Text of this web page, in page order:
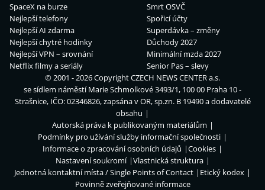
SpaceX na burze
Nejlepší telefony
Nejlepší AI zdarma
Nejlepší chytré hodinky
Nejlepší VPN – srovnání
Netflix filmy a seriály
Smrt OSVČ
Spořicí účty
Superdávka – změny
Důchody 2027
Minimální mzda 2027
Senior Pas – slevy
© 2001 - 2026 CopyrightCZECH NEWS CENTER a.s.
se sídlem náměstí Marie Schmolkové 3493/1, 100 00 Praha 10 -
Strašnice, IČO: 02346826, zapsána v OR, sp.zn. B 19490 a dodavatelé
obsahu
Autorská práva k publikovaným materiálům
Podmínky pro užívání služby informační společnosti
Informace o zpracování osobních údajů
Cookies
Nastavení soukromí
Vlastnická struktura
Jednotná kontaktní místa / Single Points of Contact
Etický kodex
Povinně zveřejňované informace